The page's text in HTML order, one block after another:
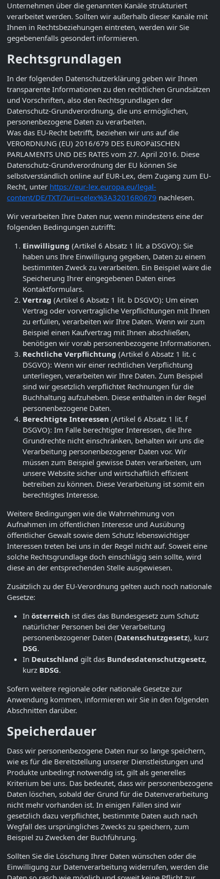
Unternehmen über die genannten Kanäle strukturiert
verarbeitet werden. Sollten wir außerhalb dieser Kanäle mit
Ihnen in Rechtsbeziehungen eintreten, werden wir Sie
gegebenenfalls gesondert informieren.
Rechtsgrundlagen
In der folgenden Datenschutzerklärung geben wir Ihnen
transparente Informationen zu den rechtlichen Grundsätzen
und Vorschriften, also den Rechtsgrundlagen der
Datenschutz-Grundverordnung, die uns ermöglichen,
personenbezogene Daten zu verarbeiten.
Was das EU-Recht betrifft, beziehen wir uns auf die
VERORDNUNG (EU) 2016/679 DES EUROPäISCHEN
PARLAMENTS UND DES RATES vom 27. April 2016. Diese
Datenschutz-Grundverordnung der EU können Sie
selbstverständlich online auf EUR-Lex, dem Zugang zum EU-
Recht, unter https://eur-lex.europa.eu/legal-
content/DE/TXT/?uri=celex%3A32016R0679 nachlesen.
Wir verarbeiten Ihre Daten nur, wenn mindestens eine der
folgenden Bedingungen zutrifft:
Einwilligung (Artikel 6 Absatz 1 lit. a DSGVO): Sie
haben uns Ihre Einwilligung gegeben, Daten zu einem
bestimmten Zweck zu verarbeiten. Ein Beispiel wäre die
Speicherung Ihrer eingegebenen Daten eines
Kontaktformulars.
Vertrag (Artikel 6 Absatz 1 lit. b DSGVO): Um einen
Vertrag oder vorvertragliche Verpflichtungen mit Ihnen
zu erfüllen, verarbeiten wir Ihre Daten. Wenn wir zum
Beispiel einen Kaufvertrag mit Ihnen abschließen,
benötigen wir vorab personenbezogene Informationen.
Rechtliche Verpflichtung (Artikel 6 Absatz 1 lit. c
DSGVO): Wenn wir einer rechtlichen Verpflichtung
unterliegen, verarbeiten wir Ihre Daten. Zum Beispiel
sind wir gesetzlich verpflichtet Rechnungen für die
Buchhaltung aufzuheben. Diese enthalten in der Regel
personenbezogene Daten.
Berechtigte Interessen (Artikel 6 Absatz 1 lit. f
DSGVO): Im Falle berechtigter Interessen, die Ihre
Grundrechte nicht einschränken, behalten wir uns die
Verarbeitung personenbezogener Daten vor. Wir
müssen zum Beispiel gewisse Daten verarbeiten, um
unsere Website sicher und wirtschaftlich effizient
betreiben zu können. Diese Verarbeitung ist somit ein
berechtigtes Interesse.
Weitere Bedingungen wie die Wahrnehmung von
Aufnahmen im öffentlichen Interesse und Ausübung
öffentlicher Gewalt sowie dem Schutz lebenswichtiger
Interessen treten bei uns in der Regel nicht auf. Soweit eine
solche Rechtsgrundlage doch einschlägig sein sollte, wird
diese an der entsprechenden Stelle ausgewiesen.
Zusätzlich zu der EU-Verordnung gelten auch noch nationale
Gesetze:
In österreich ist dies das Bundesgesetz zum Schutz
natürlicher Personen bei der Verarbeitung
personenbezogener Daten (Datenschutzgesetz), kurz
DSG.
In Deutschland gilt das Bundesdatenschutzgesetz,
kurz BDSG.
Sofern weitere regionale oder nationale Gesetze zur
Anwendung kommen, informieren wir Sie in den folgenden
Abschnitten darüber.
Speicherdauer
Dass wir personenbezogene Daten nur so lange speichern,
wie es für die Bereitstellung unserer Dienstleistungen und
Produkte unbedingt notwendig ist, gilt als generelles
Kriterium bei uns. Das bedeutet, dass wir personenbezogene
Daten löschen, sobald der Grund für die Datenverarbeitung
nicht mehr vorhanden ist. In einigen Fällen sind wir
gesetzlich dazu verpflichtet, bestimmte Daten auch nach
Wegfall des ursprüngliches Zwecks zu speichern, zum
Beispiel zu Zwecken der Buchführung.
Sollten Sie die Löschung Ihrer Daten wünschen oder die
Einwilligung zur Datenverarbeitung widerrufen, werden die